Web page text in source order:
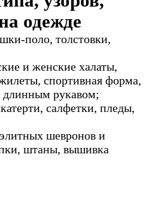
одежде
поло, толстовки,
и женские халаты,
спортивная форма,
рукавом;
салфетки, пледы,
шевронов и
штаны, вышивка